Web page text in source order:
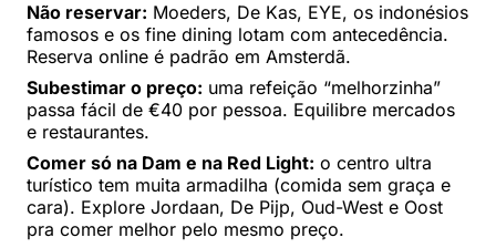
Não reservar: Moeders, De Kas, EYE, os indonésios
famosos e os fine dining lotam com antecedência.
Reserva online é padrão em Amsterdã.
Subestimar o preço: uma refeição “melhorzinha”
passa fácil de €40 por pessoa. Equilibre mercados
e restaurantes.
Comer só na Dam e na Red Light: o centro ultra
turístico tem muita armadilha (comida sem graça e
cara). Explore Jordaan, De Pijp, Oud-West e Oost
pra comer melhor pelo mesmo preço.